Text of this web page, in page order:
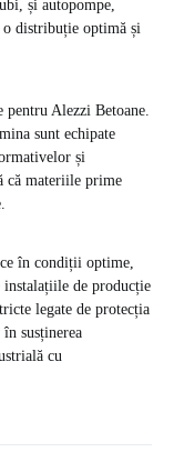
și autopompe,
o distribuție optimă și
pentru Alezzi Betoane.
sunt echipate
și
că materiile prime
în condiții optime,
instalațiile de producție
legate de protecția
susținerea
cu